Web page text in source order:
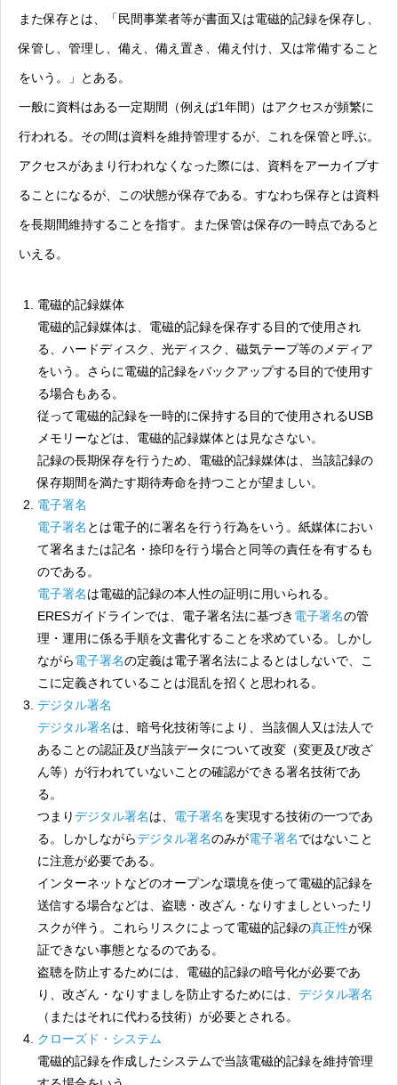
また保存とは、「民間事業者等が書面又は電磁的記録を保存し、
保管し、管理し、備え、備え置き、備え付け、又は常備すること
をいう。」とある。
一般に資料はある一定期間（例えば1年間）はアクセスが頻繁に
行われる。その間は資料を維持管理するが、これを保管と呼ぶ。
アクセスがあまり行われなくなった際には、資料をアーカイブす
ることになるが、この状態が保存である。すなわち保存とは資料
を長期間維持することを指す。また保管は保存の一時点であると
いえる。
電磁的記録媒体
電磁的記録媒体は、電磁的記録を保存する目的で使用され
る、ハードディスク、光ディスク、磁気テープ等のメディア
をいう。さらに電磁的記録をバックアップする目的で使用す
る場合もある。
従って電磁的記録を一時的に保持する目的で使用されるUSB
メモリーなどは、電磁的記録媒体とは見なさない。
記録の長期保存を行うため、電磁的記録媒体は、当該記録の
保存期間を満たす期待寿命を持つことが望ましい。
電子署名
電子署名 とは電子的に署名を行う行為をいう。紙媒体におい
て署名または記名・捺印を行う場合と同等の責任を有するも
のである。
電子署名は電磁的記録の本人性の証明に用いられる。
ERESガイドラインでは、電子署名法に基づき 電子署名の管
理・運用に係る手順を文書化することを求めている。しかし
ながら電子署名の定義は電子署名法によるとはしないで、こ
こに定義されていることは混乱を招くと思われる。
デジタル署名
デジタル署名は、暗号化技術等により、当該個人又は法人で
あることの認証及び当該データについて改変（変更及び改ざ
ん等）が行われていないことの確認ができる署名技術であ
る。
つまりデジタル署名は、 電子署名を実現する技術の一つであ
る。しかしながらデジタル署名のみが電子署名ではないこと
に注意が必要である。
インターネットなどのオープンな環境を使って電磁的記録を
送信する場合などは、盗聴・改ざん・なりすましといったリ
スクが伴う。これらリスクによって電磁的記録の真正性が保
証できない事態となるのである。
盗聴を防止するためには、電磁的記録の暗号化が必要であ
り、改ざん・なりすましを防止するためには、 デジタル署名
（またはそれに代わる技術）が必要とされる。
クローズド・システム
電磁的記録を作成したシステムで当該電磁的記録を維持管理